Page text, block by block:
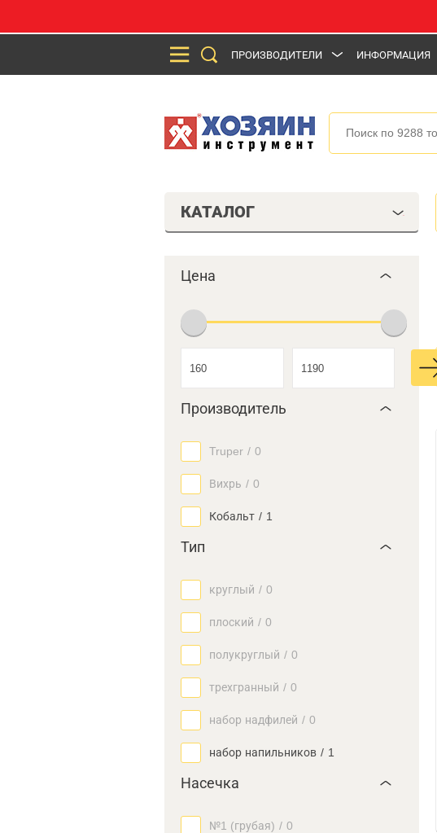
ПРОИЗВОДИТЕЛИ ИНФОРМАЦИЯ
КАТАЛОГ
Цена
Производитель
Truper / 0
Вихрь / 0
Кобальт / 1
Тип
круглый / 0
плоский / 0
полукруглый / 0
трехгранный / 0
набор надфилей / 0
набор напильников / 1
Насечка
№1 (грубая) / 0